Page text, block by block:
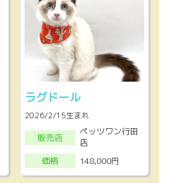
ラグドール
2026/2/15生まれ
販売店
ペッツワン行田
店
価格
148,000円